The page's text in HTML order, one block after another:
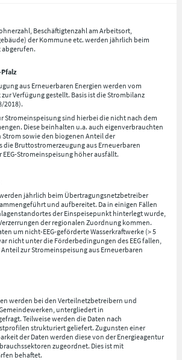
Beschäftigtenzahl am Arbeitsort,
der Kommune etc. werden jährlich beim
abgerufen.
aus Erneuerbaren Energien werden vom
Verfügung gestellt. Basis ist die Strombilanz
2018).
Stromeinspeisung sind hierbei die nicht nach dem
Diese beinhalten u.a. auch eigenverbrauchten
sowie den biogenen Anteil der
die Bruttostromerzeugung aus Erneuerbaren
EEG-Stromeinspeisung höher ausfällt.
werden jährlich beim Übertragungsnetzbetreiber
und aufbereitet. Da in einigen Fällen
der Einspeisepunkt hinterlegt wurde,
der regionalen Zuordnung kommen.
um nicht-EEG-geförderte Wasserkraftwerke (> 5
nicht unter die Förderbedingungen des EEG fallen,
zur Stromeinspeisung aus Erneuerbaren
werden bei den Verteilnetzbetreibern und
untergliedert in
Teilweise werden die Daten nach
strukturiert geliefert. Zugunsten einer
der Daten werden diese von der Energieagentur
zugeordnet. Dies ist mit
behaftet.